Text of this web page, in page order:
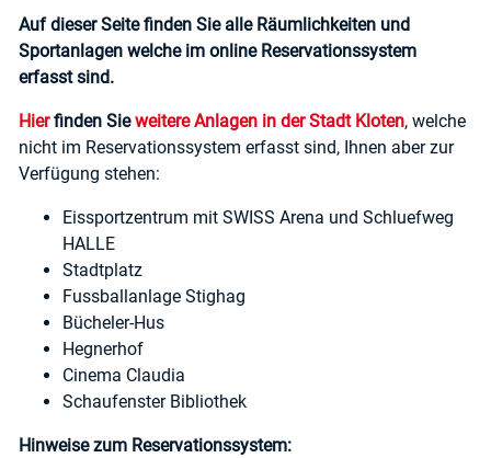
Auf dieser Seite finden Sie alle Räumlichkeiten und
Sportanlagen welche im online Reservationssystem
erfasst sind.
Hierfinden Sieweitere Anlagen in der Stadt Kloten, welche
nicht im Reservationssystem erfasst sind, Ihnen aber zur
Verfügung stehen:
Eissportzentrum mit SWISS Arena und Schluefweg
HALLE
Stadtplatz
Fussballanlage Stighag
Bücheler-Hus
Hegnerhof
Cinema Claudia
Schaufenster Bibliothek
Hinweise zum Reservationssystem: